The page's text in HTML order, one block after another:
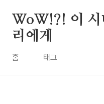
WoW!?! 이 시
리에게
홈 태그